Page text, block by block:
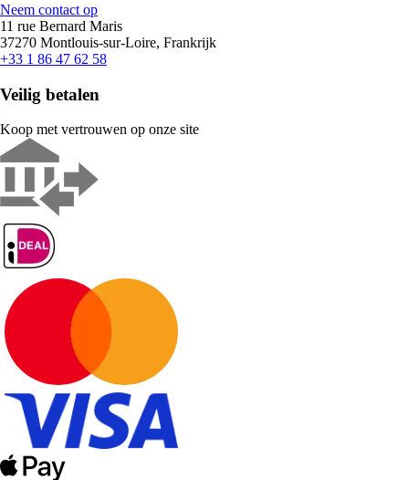
Neem contact op
11 rue Bernard Maris
37270 Montlouis-sur-Loire, Frankrijk
+33 1 86 47 62 58
Veilig betalen
Koop met vertrouwen op onze site